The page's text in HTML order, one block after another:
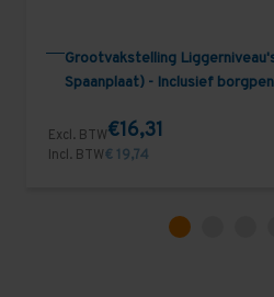
Grootvakstelling
Spaanplaat) - Inclusief
Excl. BTW€16,31
Incl. BTW€ 19,74